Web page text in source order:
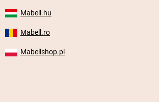
Mabell.hu
Mabell.ro
Mabellshop.pl